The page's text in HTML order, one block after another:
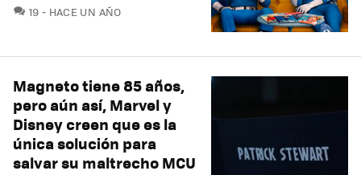
19 COMENTARIOS
HACE UN AÑO
Magneto tiene 85 años,
pero aún así, Marvel y
Disney creen que es la
única solución para
salvar su maltrecho MCU